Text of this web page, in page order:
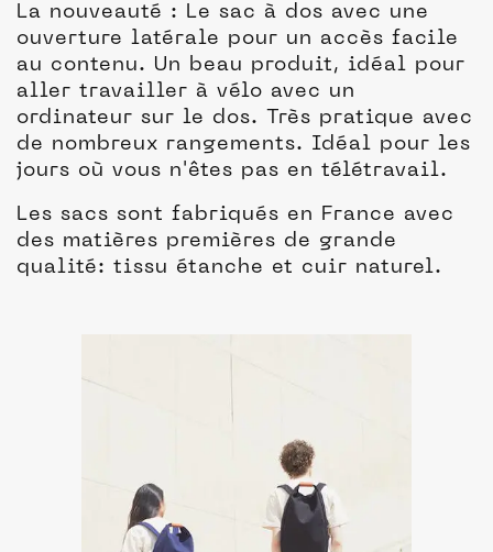
La nouveauté : Le sac à dos avec une
ouverture latérale pour un accès facile
au contenu. Un beau produit, idéal pour
aller travailler à vélo avec un
ordinateur sur le dos. Très pratique avec
de nombreux rangements. Idéal pour les
jours où vous n'êtes pas en télétravail.
Les sacs sont fabriqués en France avec
des matières premières de grande
qualité: tissu étanche et cuir naturel.